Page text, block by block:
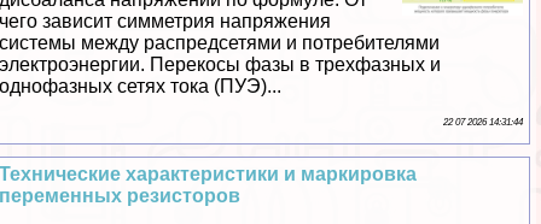
чего зависит симметрия напряжения
системы между распредсетями и потребителями
электроэнергии. Перекосы фазы в трехфазных и
однофазных сетях тока (ПУЭ)...
22 07 2026 14:31:44
Технические хаpaктеристики и маркировка
переменных резисторов